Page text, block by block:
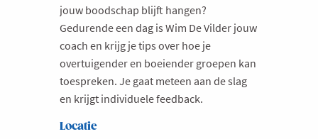
jouw boodschap blijft hangen?
Gedurende een dag is Wim De Vilder jouw
coach en krijg je tips over hoe je
overtuigender en boeiender groepen kan
toespreken. Je gaat meteen aan de slag
en krijgt individuele feedback.
Locatie